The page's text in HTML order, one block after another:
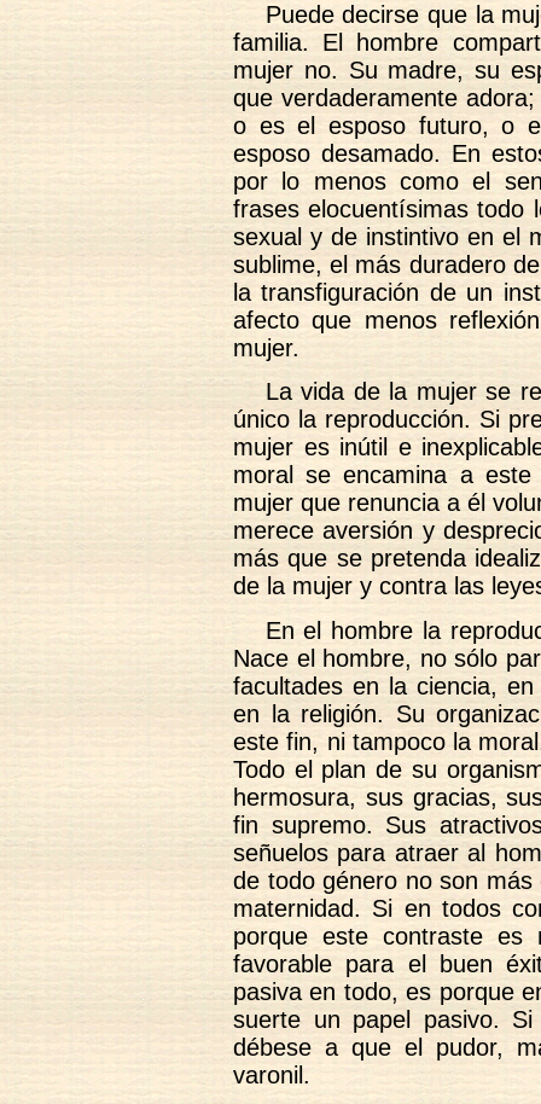
Puede decirse que la
familia. El hombre
mujer no. Su madre, su
que verdaderamente
o es el esposo futuro, o
esposo desamado. En
por lo menos como el
frases elocuentísimas todo
sexual y de instintivo en el
sublime, el más duradero
la transfiguración de un
afecto que menos
mujer.
La vida de la mujer se
único la reproducción. Si
mujer es inútil e
moral se encamina a
mujer que renuncia a él
merece aversión y
más que se pretenda
de la mujer y contra las
En el hombre la
Nace el hombre, no sólo
facultades en la ciencia,
en la religión. Su
este fin, ni tampoco la
Todo el plan de su
hermosura, sus gracias,
fin supremo. Sus
señuelos para atraer al
de todo género no son
maternidad. Si en todos
porque este contraste es
favorable para el buen
pasiva en todo, es porque
suerte un papel pasivo.
débese a que el pudor,
varonil.